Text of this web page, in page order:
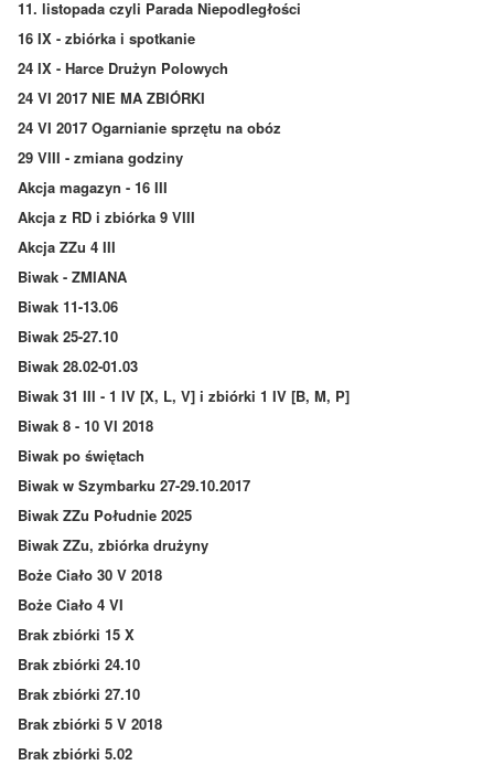
11. listopada czyli Parada Niepodległości
16 IX - zbiórka i spotkanie
24 IX - Harce Drużyn Polowych
24 VI 2017 NIE MA ZBIÓRKI
24 VI 2017 Ogarnianie sprzętu na obóz
29 VIII - zmiana godziny
Akcja magazyn - 16 III
Akcja z RD i zbiórka 9 VIII
Akcja ZZu 4 III
Biwak - ZMIANA
Biwak 11-13.06
Biwak 25-27.10
Biwak 28.02-01.03
Biwak 31 III - 1 IV [X, L, V] i zbiórki 1 IV [B, M, P]
Biwak 8 - 10 VI 2018
Biwak po świętach
Biwak w Szymbarku 27-29.10.2017
Biwak ZZu Południe 2025
Biwak ZZu, zbiórka drużyny
Boże Ciało 30 V 2018
Boże Ciało 4 VI
Brak zbiórki 15 X
Brak zbiórki 24.10
Brak zbiórki 27.10
Brak zbiórki 5 V 2018
Brak zbiórki 5.02